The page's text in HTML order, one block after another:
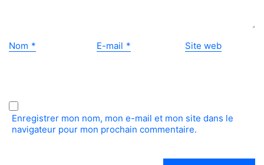
Nom * E-mail * Site web
Enregistrer mon nom, mon e-mail et mon site dans le
navigateur pour mon prochain commentaire.